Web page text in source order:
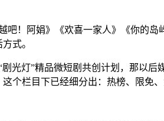
！阿娟》《欢喜一家人》《你的岛
式。
光灯”精品微短剧共创计划，那以
这个栏目下已经细分出：热榜、限免